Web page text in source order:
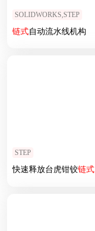
SOLIDWORKS,STEP
链式自动流水线机构
STEP
快速释放台虎钳铰链式